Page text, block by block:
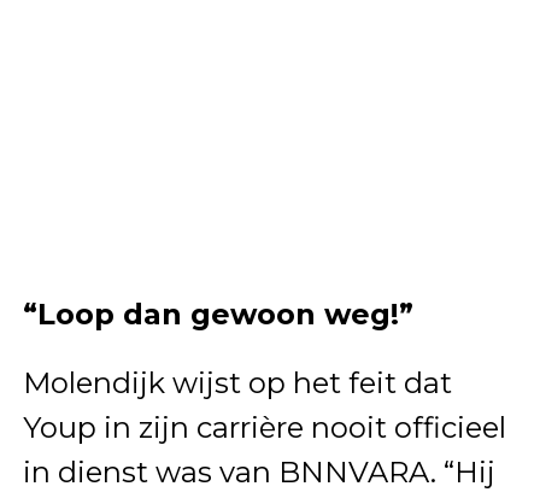
“Loop dan gewoon weg!”
Molendijk wijst op het feit dat
Youp in zijn carrière nooit officieel
in dienst was van BNNVARA. “Hij